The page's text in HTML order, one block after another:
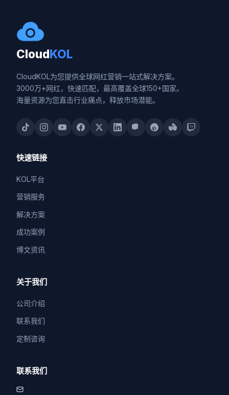
CloudKOL
CloudKOL为您提供全球网红营销一站式解决方案。
3000万+网红，快速匹配，最高覆盖全球150+国家。
海量资源为您直击行业痛点，释放市场潜能。
快速链接
KOL平台
营销服务
解决方案
成功案例
博文资讯
关于我们
公司介绍
联系我们
定制咨询
联系我们